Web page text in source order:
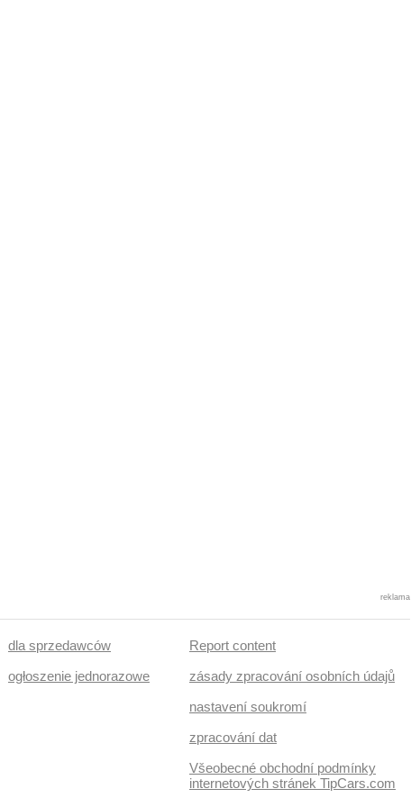
reklama
dla sprzedawców
ogłoszenie jednorazowe
Report content
zásady zpracování osobních údajů
nastavení soukromí
zpracování dat
Všeobecné obchodní podmínky
internetových stránek TipCars.com